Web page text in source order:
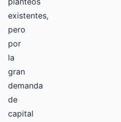
existentes,
pero
por
la
gran
demanda
de
capital